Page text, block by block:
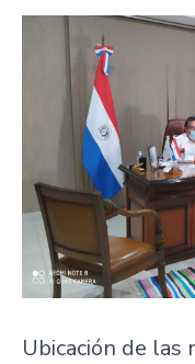
Ubicación de las